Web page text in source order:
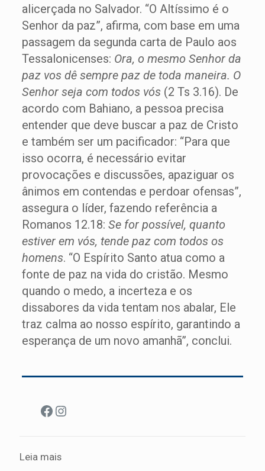
alicerçada no Salvador. “O Altíssimo é o
Senhor da paz”, afirma, com base em uma
passagem da segunda carta de Paulo aos
Tessalonicenses: Ora, o mesmo Senhor da
paz vos dê sempre paz de toda maneira. O
Senhor seja com todos vós (2 Ts 3.16). De
acordo com Bahiano, a pessoa precisa
entender que deve buscar a paz de Cristo
e também ser um pacificador: “Para que
isso ocorra, é necessário evitar
provocações e discussões, apaziguar os
ânimos em contendas e perdoar ofensas”,
assegura o líder, fazendo referência a
Romanos 12.18: Se for possível, quanto
estiver em vós, tende paz com todos os
homens. “O Espírito Santo atua como a
fonte de paz na vida do cristão. Mesmo
quando o medo, a incerteza e os
dissabores da vida tentam nos abalar, Ele
traz calma ao nosso espírito, garantindo a
esperança de um novo amanhã”, conclui.
Facebook
Instagram
Leia mais